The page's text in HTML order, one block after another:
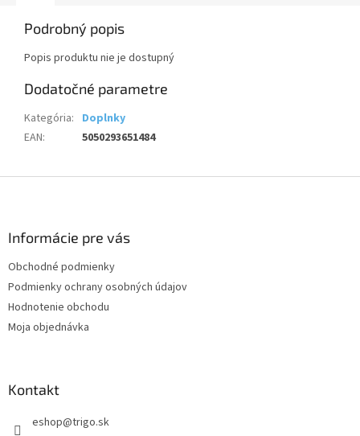
Podrobný popis
Popis produktu nie je dostupný
Dodatočné parametre
Kategória: Doplnky
EAN: 5050293651484
Informácie pre vás
Obchodné podmienky
Podmienky ochrany osobných údajov
Hodnotenie obchodu
Moja objednávka
Kontakt
eshop@trigo.sk